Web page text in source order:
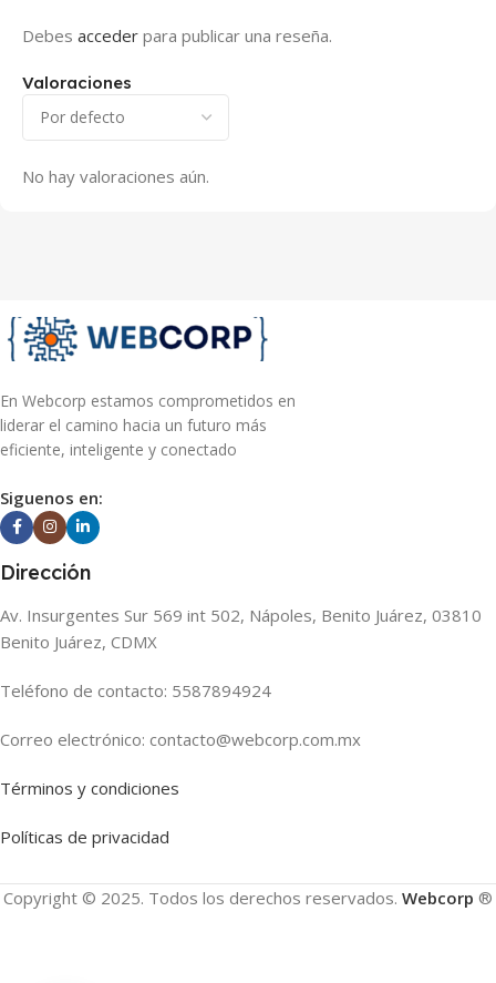
Valoraciones
No hay valoraciones aún.
Debes acceder para publicar una reseña.
En Webcorp estamos comprometidos en
liderar el camino hacia un futuro más
eficiente, inteligente y conectado
Siguenos en:
Dirección
Av. Insurgentes Sur 569 int 502, Nápoles, Benito Juárez, 03810
Benito Juárez, CDMX
Teléfono de contacto: 5587894924
Correo electrónico: contacto@webcorp.com.mx
Términos y condiciones
Políticas de privacidad
Copyright © 2025. Todos los derechos reservados. Webcorp ®